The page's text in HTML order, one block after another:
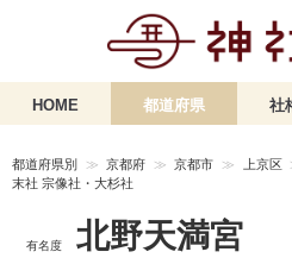
HOME 都道府県 社
都道府県別 京都府 京都市 上京区
末社 宗像社・大杉社
有名度 北野天満宮